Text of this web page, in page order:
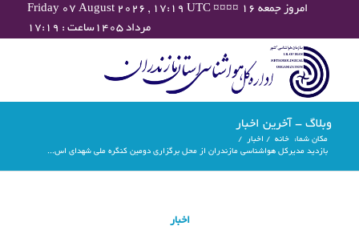
Friday 07 August 2026 , 17:19 UTC ¤¤¤¤ امروز جمعه ۱۶
مرداد ۱۴۰۵ساعت : ۱۷:۱۹
وبلاگ - آخرین اخبار
مکان شما: خانه / اخبار
/
بازدید مدیرکل هواشناسی مازندران از محل برگزاری دومین کنگره ملی شهدای اس...
اخبار